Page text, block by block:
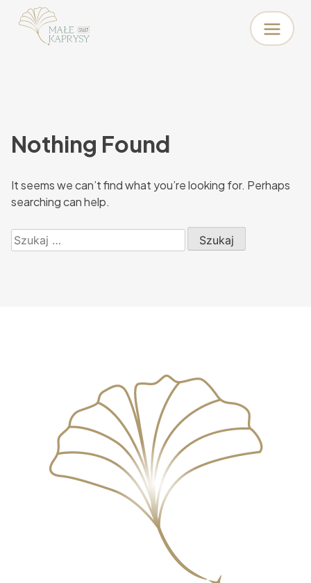
content
Małe Kaprysy
Salon urody
Nothing Found
It seems we can’t find what you’re looking for. Perhaps
searching can help.
Szukaj: